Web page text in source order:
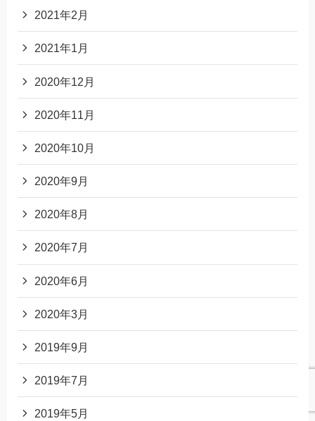
2021年2月
2021年1月
2020年12月
2020年11月
2020年10月
2020年9月
2020年8月
2020年7月
2020年6月
2020年3月
2019年9月
2019年7月
2019年5月